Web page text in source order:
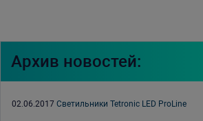
Архив новостей:
02.06.2017 Светильники Tetronic LED ProLine